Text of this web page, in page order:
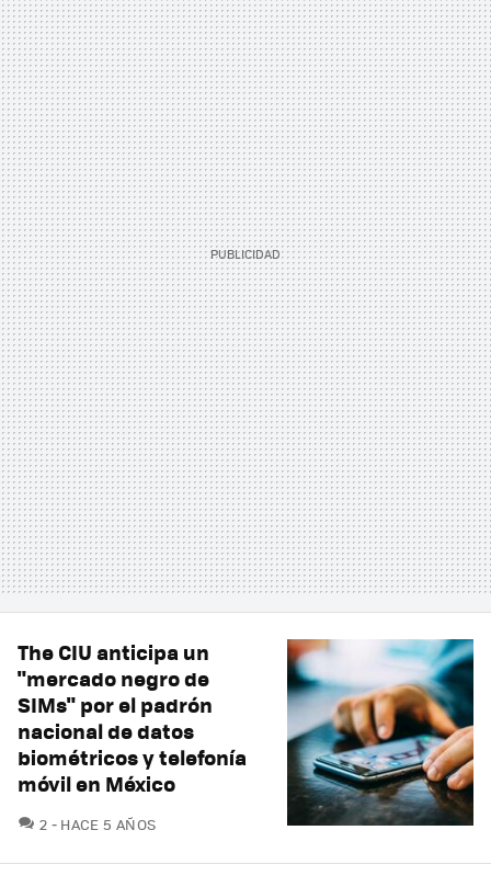
The CIU anticipa un
"mercado negro de
SIMs" por el padrón
nacional de datos
biométricos y telefonía
móvil en México
2 COMENTARIOS
HACE 5 AÑOS